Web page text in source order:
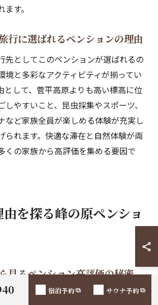
す。
行に選ばれるペンションの理由
先としてこのペンションが選ばれるの
境と多彩なアクティビティが揃ってい
として、菅平高原よりも高い標高に位
しやすいこと、昆虫採集やスポーツ、
など家族全員が楽しめる体験が充実し
られます。快適な滞在と自然体験が両
くの家族から高評価を集める要因で
を探る峰の原ペンショ
見るペンション高評価の秘密
ションが高評価を集める理由は、標高
宿泊予約 サウナ予約